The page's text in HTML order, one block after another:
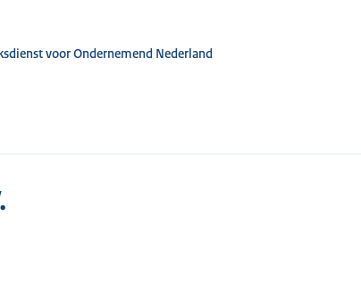
voor Ondernemend Nederland